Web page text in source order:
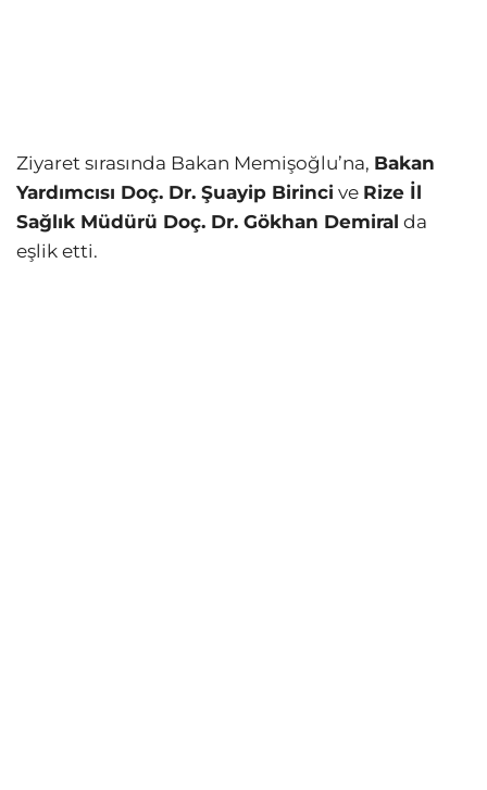
Ziyaret sırasında Bakan Memişoğlu’na, Bakan
Yardımcısı Doç. Dr. Şuayip Birinci ve Rize İl
Sağlık Müdürü Doç. Dr. Gökhan Demiral da
eşlik etti.